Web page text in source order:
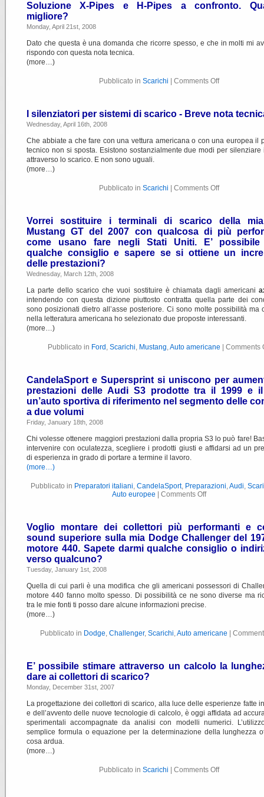
Soluzione X-Pipes e H-Pipes a confronto.
migliore?
Monday, April 21st, 2008
Dato che questa è una domanda che ricorre spesso, e che in molti mi
rispondo con questa nota tecnica.
(more…)
Pubblicato in Scarichi Comments Off
I silenziatori per sistemi di scarico - Breve nota
Wednesday, April 16th, 2008
Che abbiate a che fare con una vettura americana o con una europea il
tecnico non si sposta. Esistono sostanzialmente due modi per silenziare
attraverso lo scarico. E non sono uguali.
(more…)
Pubblicato in Scarichi Comments Off
Vorrei sostituire i terminali di scarico della
Mustang GT del 2007 con qualcosa di più
come usano fare negli Stati Uniti. E’ possibile
qualche consiglio e sapere se si ottiene un
delle prestazioni?
Wednesday, March 12th, 2008
La parte dello scarico che vuoi sostituire è chiamata dagli americani
intendendo con questa dizione piuttosto contratta quella parte dei
sono posizionati dietro all’asse posteriore. Ci sono molte possibilità ma
nella letteratura americana ho selezionato due proposte interessanti.
(more…)
Pubblicato in Ford , Scarichi, Mustang,Auto americane Comments
CandelaSport e Supersprint si uniscono per
prestazioni delle Audi S3 prodotte tra il 1999 e il
un’auto sportiva di riferimento nel segmento delle
a due volumi
Friday, January 18th, 2008
Chi volesse ottenere maggiori prestazioni dalla propria S3 lo può fare!
intervenire con oculatezza, scegliere i prodotti giusti e affidarsi ad un
di esperienza in grado di portare a termine il lavoro.
(more…)
Pubblicato in Preparatori italiani, CandelaSport, Preparazioni,Audi,
Auto europee
Comments Off
Voglio montare dei collettori più performanti e
sound superiore sulla mia Dodge Challenger del
motore 440. Sapete darmi qualche consiglio o
verso qualcuno?
Tuesday, January 1st, 2008
Quella di cui parli è una modifica che gli americani possessori di
motore 440 fanno molto spesso. Di possibilità ce ne sono diverse ma
tra le mie fonti ti posso dare alcune informazioni precise.
(more…)
Pubblicato in Dodge, Challenger, Scarichi,Auto americane
E’ possibile stimare attraverso un calcolo la
dare ai collettori di scarico?
Monday, December 31st, 2007
La progettazione dei collettori di scarico, alla luce delle esperienze fatte
e dell’avvento delle nuove tecnologie di calcolo, è oggi affidata ad
sperimentali accompagnate da analisi con modelli numerici.
semplice formula o equazione per la determinazione della lunghezza
cosa ardua.
(more…)
Pubblicato in Scarichi Comments Off